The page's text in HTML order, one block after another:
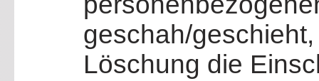
geschah/
Löschung die